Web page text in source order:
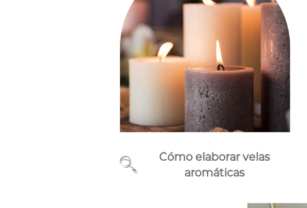
Cómo elaborar velas
aromáticas